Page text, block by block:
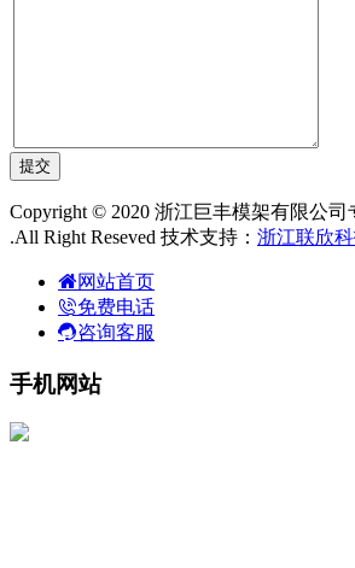
Copyright © 2020 浙江巨丰模架有限公
.All Right Reseved 技术支持： 浙江联欣
网站首页
免费电话
咨询客服
手机网站